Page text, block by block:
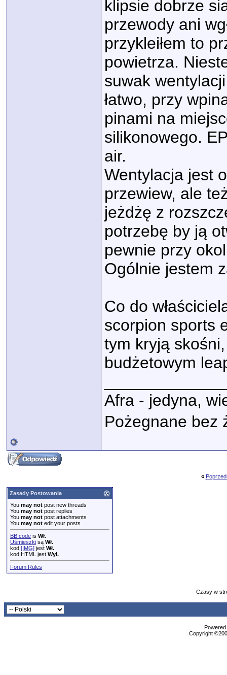
klipsie dobrze
przewody ani
przykleiłem to
powietrza.
suwak
łatwo, przy
pinami na
silikonowego.
air.
Wentylacja jest
przewiew, ale
jeżdżę z
potrzebę by ją
pewnie przy
Ogólnie jestem
Co do
scorpion sports
tym kryją
budżetowym
Afra - jedyna,
Pożegnane bez
«
Zasady Postowania
You may not post new threads
You may not post replies
You may not post attachments
You may not edit your posts
BB code is Wł.
Uśmieszki są Wł.
kod [IMG] jest Wł.
kod HTML jest Wył.
Forum Rules
Czasy w
Copyright